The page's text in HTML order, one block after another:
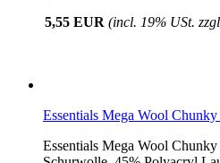
5,55 EUR (incl. 19% USt.
Essentials Mega Wool
Essentials Mega Wool